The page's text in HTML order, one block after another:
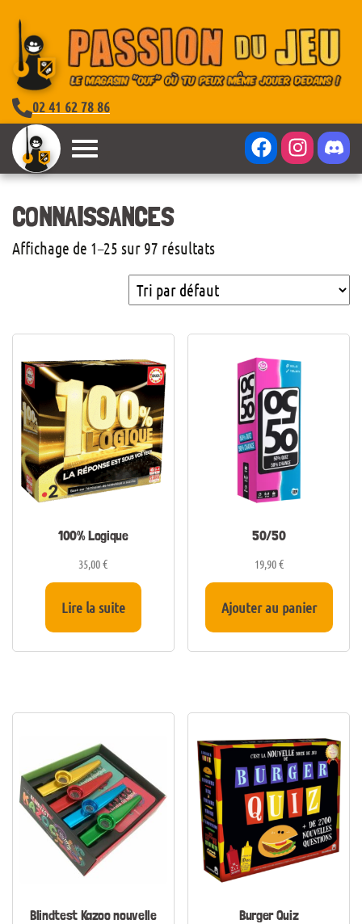
02 41 62 78 86
CONNAISSANCES
Affichage de 1–25 sur 97 résultats
100% Logique
35,00€
Lire la suite
50/50
19,90€
Ajouter au panier
Blindtest Kazoo nouvelle
Burger Quiz